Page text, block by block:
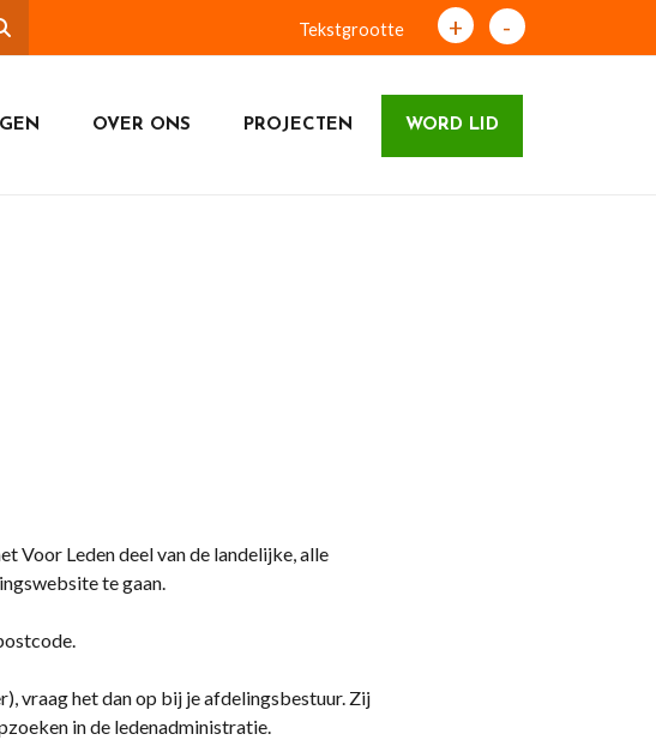
Tekstgrootte + -
OVER ONS PROJECTEN WORD LID
Voor Leden deel van de landelijke, alle
te gaan.
vraag het dan op bij je afdelingsbestuur. Zij
in de ledenadministratie.